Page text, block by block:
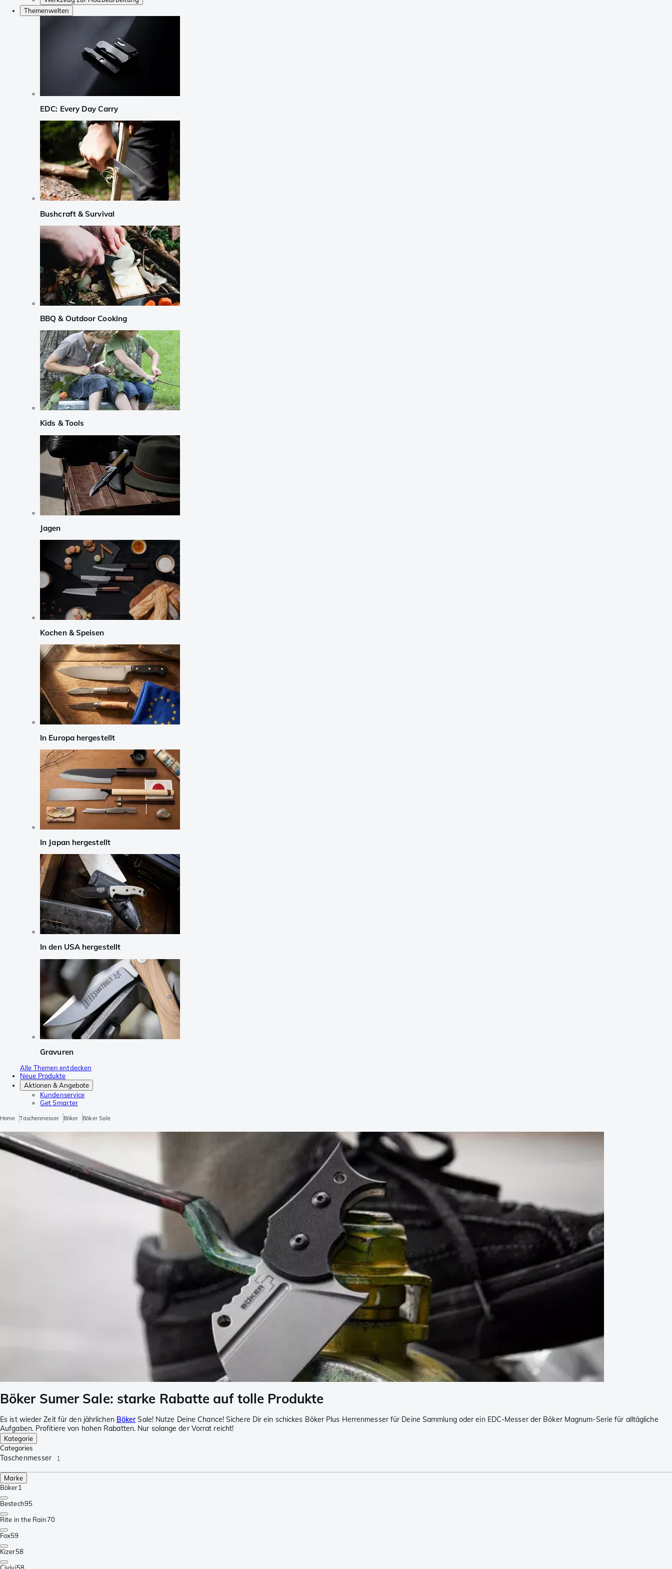
Themenwelten
EDC: Every Day Carry
Bushcraft & Survival
BBQ & Outdoor Cooking
Kids & Tools
Jagen
Kochen & Speisen
In Europa hergestellt
In Japan hergestellt
In den USA hergestellt
Gravuren
Alle Themen entdecken
Neue Produkte
Aktionen & Angebote
Kundenservice
Get Smarter
Home Taschenmesser Böker Böker Sale
Böker Sumer Sale: starke Rabatte auf tolle Produkte
Es ist wieder Zeit für den jährlichen BökerSale! Nutze Deine Chance! Sichere Dir ein schickes Böker Plus Herrenmesser für Deine Sammlung oder ein EDC-Messer der Böker Magnum-Serie für alltägliche
Aufgaben. Profitiere von hohen Rabatten. Nur solange der Vorrat reicht!
Kategorie
Categories
Taschenmesser 1
Marke
Böker1
Bestech95
Rite in the Rain70
Fox59
Kizer58